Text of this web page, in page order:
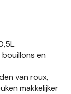
en
van roux,
makkelijker